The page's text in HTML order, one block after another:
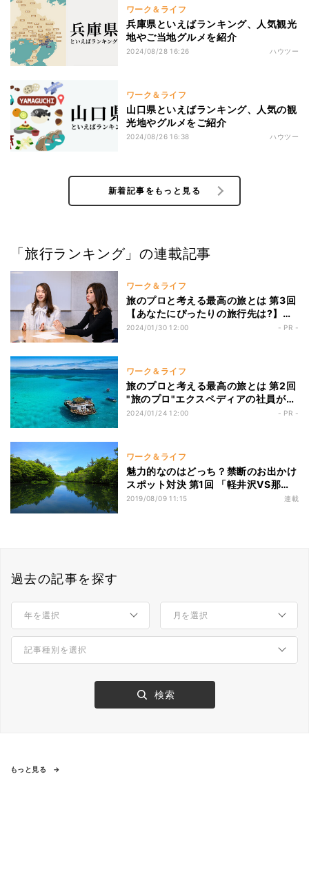
ワーク＆ライフ
兵庫県といえばランキング、人気観光
地やご当地グルメを紹介
2024/08/28 16:26 ハウツー
ワーク＆ライフ
山口県といえばランキング、人気の観
光地やグルメをご紹介
2024/08/26 16:38 ハウツー
新着記事をもっと見る
「旅行ランキング」の連載記事
ワーク＆ライフ
旅のプロと考える最高の旅とは 第3回
【あなたにぴったりの旅行先は?】旅
のエキスパート・エクスペディア社員
2024/01/30 12:00 - PR -
ワーク＆ライフ
旅のプロと考える最高の旅とは 第2回
"旅のプロ"エクスペディアの社員がリ
アルに旅した旅行先と楽しみ方
2024/01/24 12:00 - PR -
ワーク＆ライフ
魅力的なのはどっち？禁断のお出かけ
スポット対決 第1回 「軽井沢VS那
須」避暑地に行くなら?
2019/08/09 11:15 連載
過去の記事を探す
もっと見る